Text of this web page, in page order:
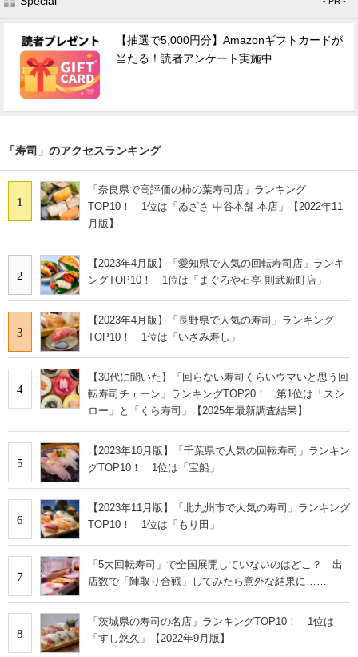
【抽選で5,000円分】Amazonギフトカードが
当たる！読者アンケート実施中
「寿司」のアクセスランキング
1
「奈良県で高評価の柿の葉寿司店」ランキング
TOP10！ 1位は「ゐざさ 中谷本舗 本店」【2022年11
月版】
2
【2023年4月版】「愛知県で人気の回転寿司店」ランキ
ングTOP10！ 1位は「まぐろや石亭 則武新町店」
3
【2023年4月版】「長野県で人気の寿司」ランキング
TOP10！ 1位は「いさみ寿し」
4
【30代に聞いた】「回らない寿司くらいウマいと思う回
転寿司チェーン」ランキングTOP20！ 第1位は「スシ
ロー」と「くら寿司」【2025年最新調査結果】
5
【2023年10月版】「千葉県で人気の回転寿司」ランキン
グTOP10！ 1位は「宝船」
6
【2023年11月版】「北九州市で人気の寿司」ランキング
TOP10！ 1位は「もり田」
7
「5大回転寿司」で全国展開していないのはどこ？ 出
店数で「陣取り合戦」してみたら意外な結果に……
8
「茨城県の寿司の名店」ランキングTOP10！ 1位は
「すし悠久」【2022年9月版】